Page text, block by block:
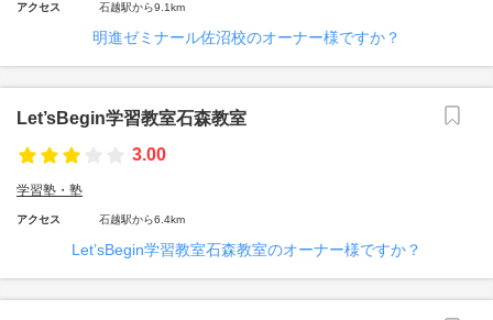
アクセス 石越駅から9.1km
明進ゼミナール佐沼校のオーナー様ですか？
Let’sBegin学習教室石森教室
3.00
学習塾・塾
アクセス 石越駅から6.4km
Let’sBegin学習教室石森教室のオーナー様ですか？